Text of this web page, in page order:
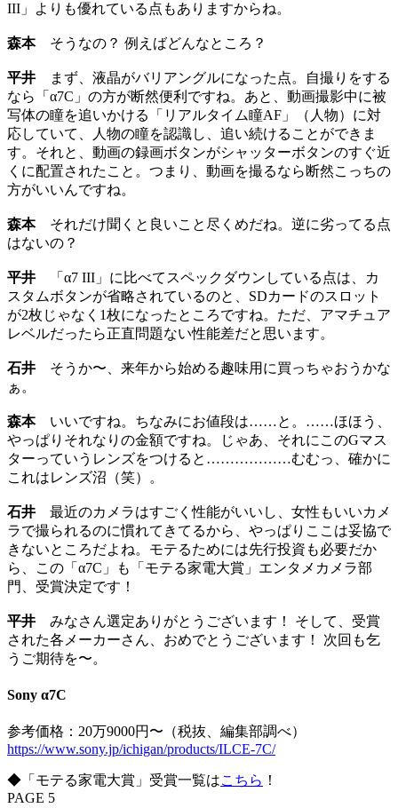
III」よりも優れている点もありますからね。
森本そうなの？ 例えばどんなところ？
平井 まず、液晶がバリアングルになった点。自撮りをする
なら「α7C」の方が断然便利ですね。あと、動画撮影中に被
写体の瞳を追いかける「リアルタイム瞳AF」（人物）に対
応していて、人物の瞳を認識し、追い続けることができま
す。それと、動画の録画ボタンがシャッターボタンのすぐ近
くに配置されたこと。つまり、動画を撮るなら断然こっちの
方がいいんですね。
森本それだけ聞くと良いこと尽くめだね。逆に劣ってる点
はないの？
平井 「α7 III」に比べてスペックダウンしている点は、カ
スタムボタンが省略されているのと、SDカードのスロット
が2枚じゃなく1枚になったところですね。ただ、アマチュア
レベルだったら正直問題ない性能差だと思います。
石井 そうか〜、来年から始める趣味用に買っちゃおうかな
ぁ。
森本いいですね。ちなみにお値段は……と。……ほほう、
やっぱりそれなりの金額ですね。じゃあ、それにこのGマス
ターっていうレンズをつけると………………むむっ、確かに
これはレンズ沼（笑）。
石井 最近のカメラはすごく性能がいいし、女性もいいカメ
ラで撮られるのに慣れてきてるから、やっぱりここは妥協で
きないところだよね。モテるためには先行投資も必要だか
ら、この「α7C」も「モテる家電大賞」エンタメカメラ部
門、受賞決定です！
平井 みなさん選定ありがとうございます！ そして、受賞
された各メーカーさん、おめでとうございます！ 次回も乞
うご期待を〜。
Sony α7C
参考価格：20万9000円〜（税抜、編集部調べ）
https://www.sony.jp/ichigan/products/ILCE-7C/
◆「モテる家電大賞」受賞一覧はこちら ！
PAGE 5